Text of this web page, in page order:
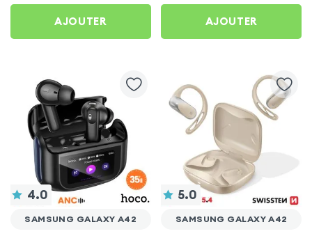
AJOUTER AJOUTER
4.0
SAMSUNG GALAXY A42
5.0
SAMSUNG GALAXY A42